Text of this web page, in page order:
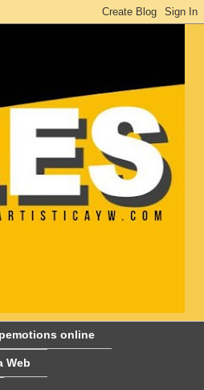
online
Web